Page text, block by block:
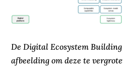
De Digital Ecosystem
afbeelding om deze te